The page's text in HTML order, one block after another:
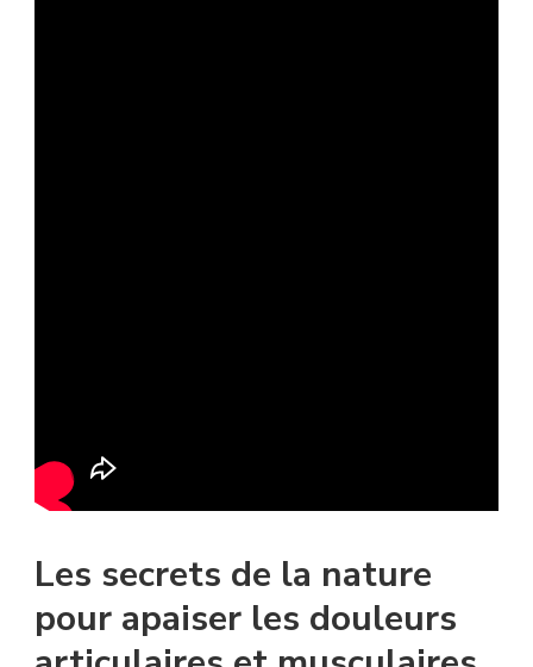
Les secrets de la nature
pour apaiser les douleurs